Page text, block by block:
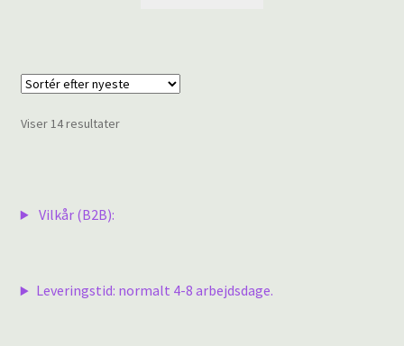
Viser 14 resultaterSorteret
Vilkår (B2B):
Leveringstid: normalt 4-8 arbejdsdage.